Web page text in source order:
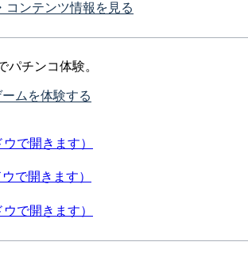
コンテンツ情報を見る
パチンコ体験。
ムを体験する
で開きます）
で開きます）
で開きます）